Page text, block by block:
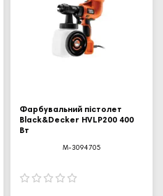
Фарбувальний пістолет
Black&Decker HVLP200 400
Вт
M-3094705